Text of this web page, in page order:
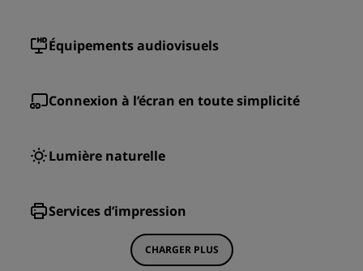
Équipements audiovisuels
Connexion à l’écran en toute simplicité
Lumière naturelle
Services d’impression
CHARGER PLUS